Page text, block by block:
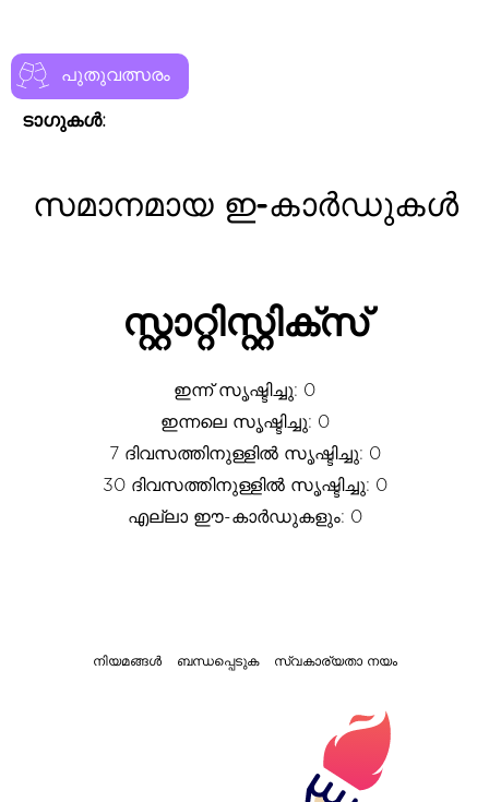
പുതുവത്സരം
ടാഗുകൾ:
സമാനമായ ഇ-കാർഡുകൾ
സ്റ്റാറ്റിസ്റ്റിക്സ്
ഇന്ന് സൃഷ്ടിച്ചു: 0
ഇന്നലെ സൃഷ്ടിച്ചു: 0
7 ദിവസത്തിനുള്ളിൽ സൃഷ്ടിച്ചു: 0
30 ദിവസത്തിനുള്ളിൽ സൃഷ്ടിച്ചു: 0
എല്ലാ ഈ-കാർഡുകളും: 0
നിയമങ്ങൾ ബന്ധപ്പെടുക സ്വകാര്യതാ നയം